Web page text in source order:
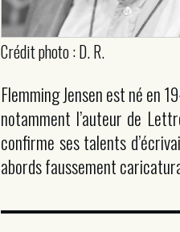
Crédit photo : D. R.
Flemming Jensen est né en
notamment l’auteur de
confirme ses talents
abords faussement